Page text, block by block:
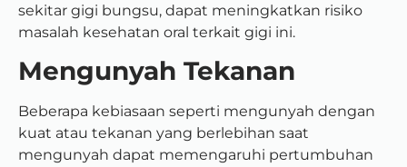
sekitar gigi bungsu, dapat meningkatkan risiko
masalah kesehatan oral terkait gigi ini.
Mengunyah Tekanan
Beberapa kebiasaan seperti mengunyah dengan
kuat atau tekanan yang berlebihan saat
mengunyah dapat memengaruhi pertumbuhan